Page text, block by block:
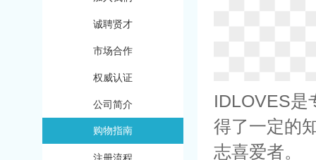
诚聘贤才
市场合作
权威认证
公司简介
购物指南
IDLOVES是
得了一定的
志喜爱者。